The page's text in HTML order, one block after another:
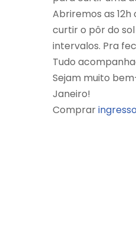
Abriremos as 12h
curtir o pôr do
intervalos. Pra
Tudo
Sejam muito
Janeiro!
Comprar